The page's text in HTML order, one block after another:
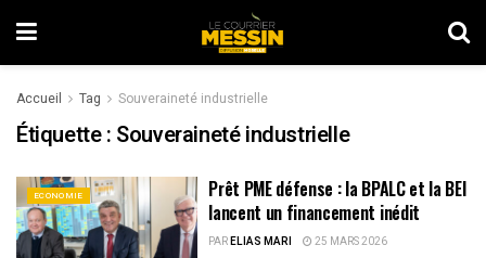
Accueil Tag Souveraineté industrielle
Étiquette : Souveraineté industrielle
ECONOMIE
Prêt PME défense : la BPALC et la BEI
lancent un financement inédit
PARELIAS MARI 25 MARS 2026